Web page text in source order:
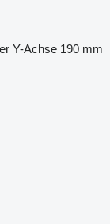
Y-Achse 190 mm